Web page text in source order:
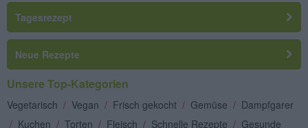
Tagesrezept
Neue Rezepte
Unsere Top-Kategorien
Vegetarisch / Vegan / Frisch gekocht / Gemüse / Dampfgarer
/ Kuchen / Torten / Fleisch / Schnelle Rezepte / Gesunde